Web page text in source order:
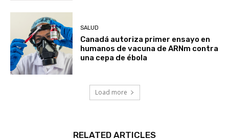
SALUD
Canadá autoriza primer ensayo en
humanos de vacuna de ARNm contra
una cepa de ébola
Load more
RELATED ARTICLES